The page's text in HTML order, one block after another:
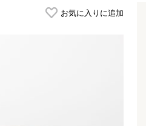
お気に入りに追加